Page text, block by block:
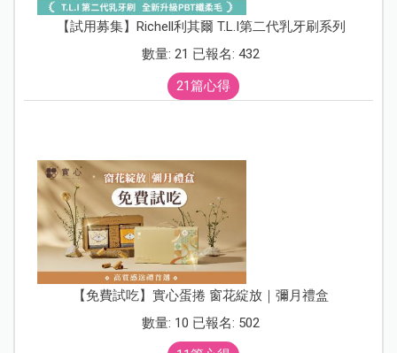
【試用募集】Richell利其爾 T.L.I第二代乳牙刷系列
數量: 21 已報名: 432
21篇心得
【免費試吃】實心蛋捲 窗花綻放｜彌月禮盒
數量: 10 已報名: 502